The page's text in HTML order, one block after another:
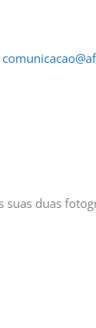
duas